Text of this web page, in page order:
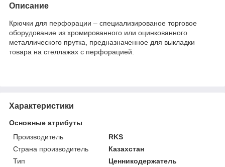
Описание
Крючки для перфорации – специализированое торговое
оборудование из хромированного или оцинкованного
металлического прутка, предназначенное для выкладки
товара на стеллажах с перфорацией.
Характеристики
Основные атрибуты
Производитель
RKS
Страна производитель
Казахстан
Тип
Ценникодержатель